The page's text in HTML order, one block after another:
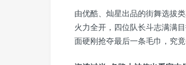
由优酷、灿星出品的街舞选拔
火力全开，四位队长斗志满满
面硬刚抢夺最后一条毛巾，究